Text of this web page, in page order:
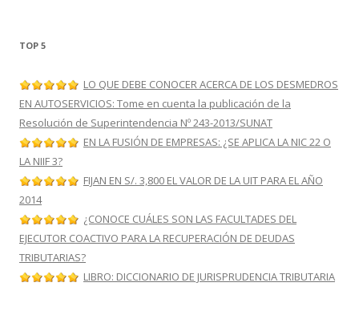
TOP 5
LO QUE DEBE CONOCER ACERCA DE LOS DESMEDROS
EN AUTOSERVICIOS: Tome en cuenta la publicación de la
Resolución de Superintendencia Nº 243-2013/SUNAT
EN LA FUSIÓN DE EMPRESAS: ¿SE APLICA LA NIC 22 O
LA NIIF 3?
FIJAN EN S/. 3,800 EL VALOR DE LA UIT PARA EL AÑO
2014
¿CONOCE CUÁLES SON LAS FACULTADES DEL
EJECUTOR COACTIVO PARA LA RECUPERACIÓN DE DEUDAS
TRIBUTARIAS?
LIBRO: DICCIONARIO DE JURISPRUDENCIA TRIBUTARIA